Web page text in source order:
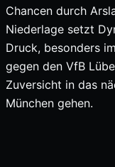
Chancen durch
Niederlage setzt
Druck, besonders
gegen den VfB
Zuversicht in das
München gehen.